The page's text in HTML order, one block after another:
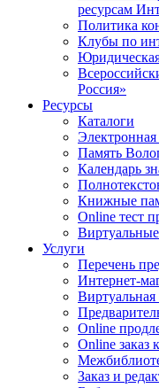
ресурсам
Политика
Клубы по
Россия»
Ресурсы
Каталоги
Электронная
Память
Календарь
Книжные
Online тест
Услуги
Перечень
Интернет-
Виртуальная
Online
Online заказ
Заказ и